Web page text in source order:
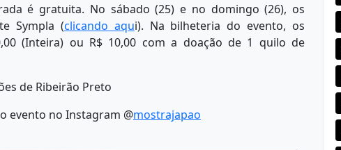
é gratuita. No sábado (25) e no domingo (26), os
Sympla (clicando aqui). Na bilheteria do evento, os
(Inteira) ou R$ 10,00 com a doação de 1 quilo de
de Ribeirão Preto
evento no Instagram @mostrajapao